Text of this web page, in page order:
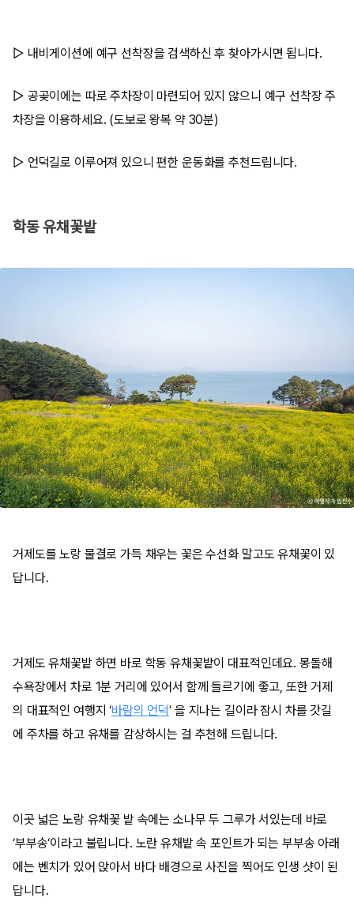
▷ 내비게이션에 예구 선착장을 검색하신 후 찾아가시면 됩니다.
▷ 공곶이에는 따로 주차장이 마련되어 있지 않으니 예구 선착장 주
차장을 이용하세요. (도보로 왕복 약 30분)
▷ 언덕길로 이루어져 있으니 편한 운동화를 추천드립니다.
학동 유채꽃밭​
거제도를 노랑 물결로 가득 채우는 꽃은 수선화 말고도 유채꽃이 있
답니다.
거제도 유채꽃밭 하면 바로 학동 유채꽃밭이 대표적인데요. 몽돌해
수욕장에서 차로 1분 거리에 있어서 함께 들르기에 좋고, 또한 거제
의 대표적인 여행지 ‘바람의 언덕’ 을 지나는 길이라 잠시 차를 갓길
에 주차를 하고 유채를 감상하시는 걸 추천해 드립니다.
이곳 넓은 노랑 유채꽃 밭 속에는 소나무 두 그루가 서있는데 바로
‘부부송‘이라고 불립니다. 노란 유채밭 속 포인트가 되는 부부송 아래
에는 벤치가 있어 앉아서 바다 배경으로 사진을 찍어도 인생 샷이 된
답니다.